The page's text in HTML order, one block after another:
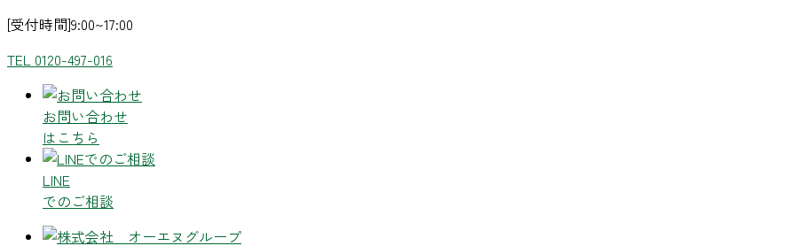
[受付時間]9:00~17:00
TEL 0120-497-016
お問い合わせ
はこちら
LINE
でのご相談